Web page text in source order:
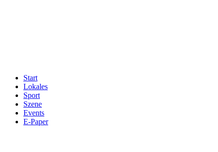
Start
Lokales
Sport
Szene
Events
E-Paper